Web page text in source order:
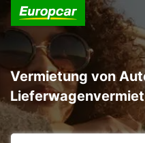
Vermietung von